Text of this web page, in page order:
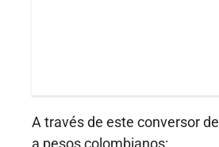
A través de este conversor
a pesos colombianos: